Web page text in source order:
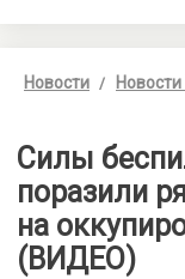
Новости
Силы
поразили
на
(ВИДЕО)